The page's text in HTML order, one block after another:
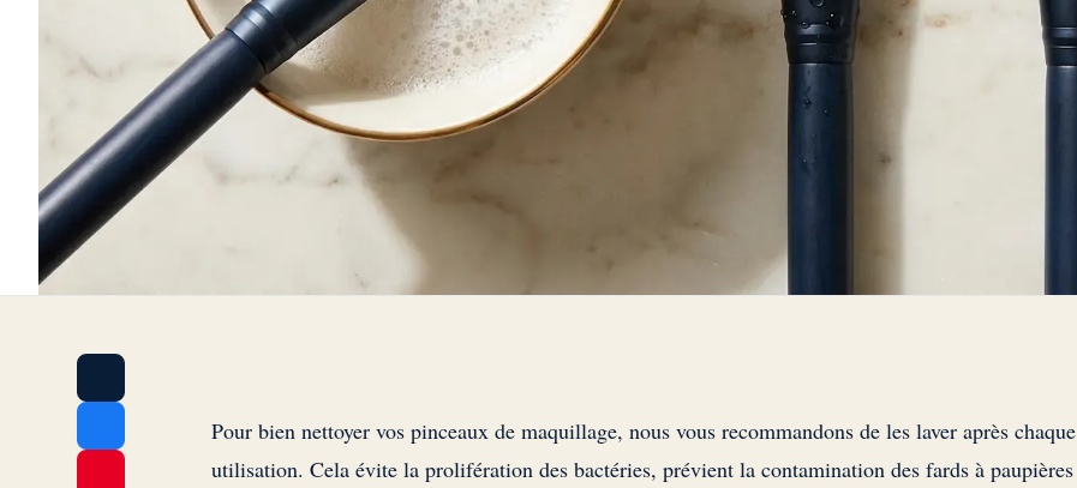
Pour bien nettoyer vos pinceaux de maquillage, nous vous recommandons de les laver après chaque
utilisation. Cela évite la prolifération des bactéries, prévient la contamination des fards à paupières